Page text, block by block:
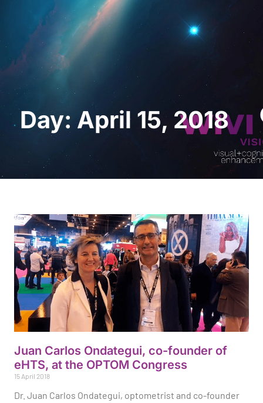
Request a Demo
Day: April 15, 2018
Juan Carlos Ondategui, co-founder of
eHTS, at the OPTOM Congress
15 April 2018
Dr. Juan Carlos Ondategui, optometrist and co-founder